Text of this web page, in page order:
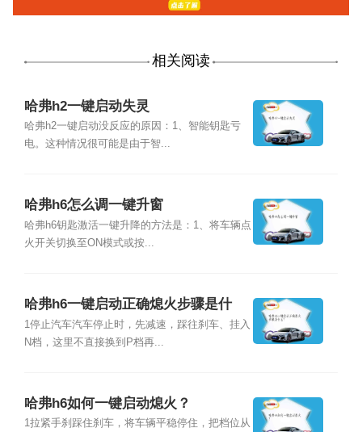
相关阅读
哈弗h2一键启动失灵
哈弗h2一键启动没反应的原因：1、智能钥匙亏
电。这种情况很可能是由于智...
哈弗h6怎么调一键升窗
哈弗h6钥匙激活一键升降的方法是：1、将车辆点
火开关切换至ON模式或按...
哈弗h6一键启动正确熄火步骤是什
么？
1停止汽车汽车停止时，先减速，踩往刹车、挂入
N档，这里不直接换到P档再...
哈弗h6如何一键启动熄火？
1拉紧手刹踩住刹车，将车辆平稳停住，把档位从